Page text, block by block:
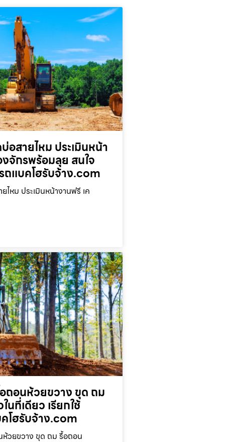
อสายไหม ประเมินหน้า
จักรพร้อมลุย สนใจ
แบคโฮรับจ้าง.com
ไหม ประเมินหน้างานฟรี เค
ถอนห้วยขวาง ขุด ถม
นที่เดียว เรียกใช้
โฮรับจ้าง.com
ห้วยขวาง ขุด ถม รื้อถอน